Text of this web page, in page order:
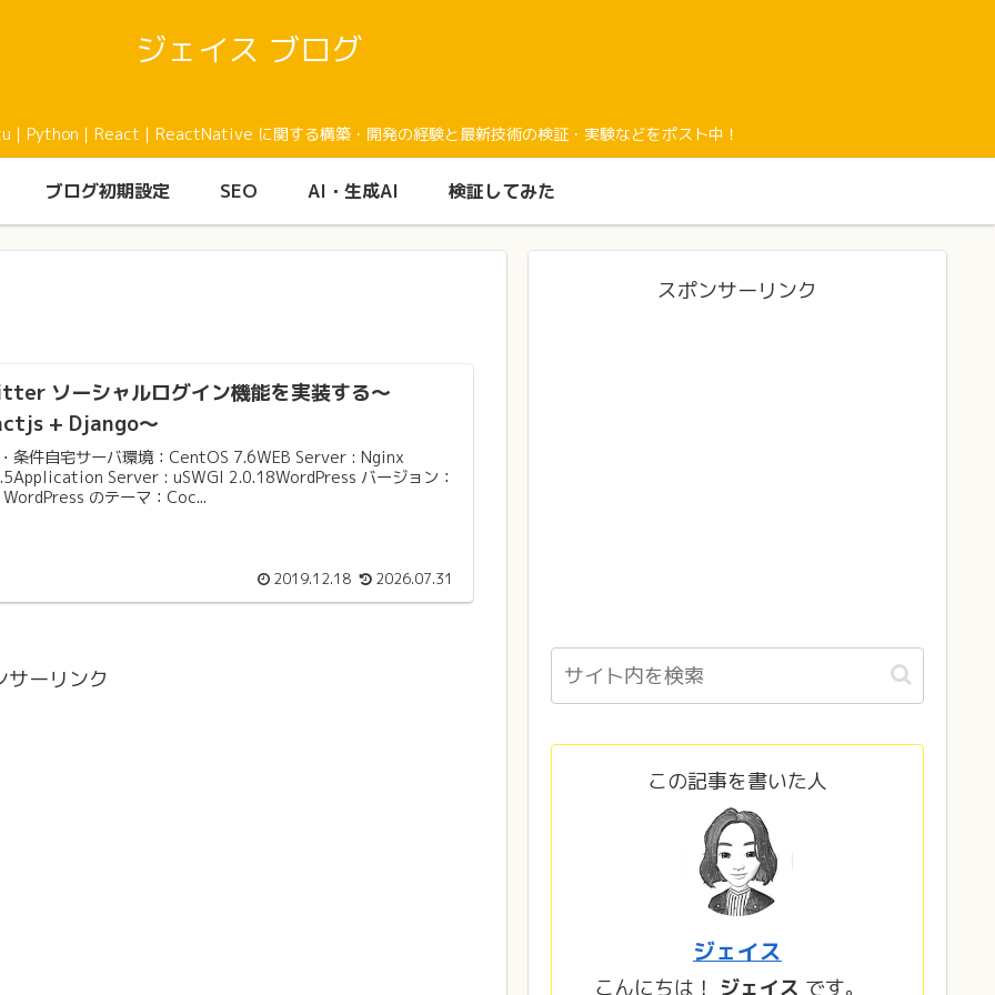
ジェイス ブログ
Python｜React｜ReactNative に関する構築・開発の経験と最新技術の検証・実験などをポスト中！
ブログ初期設定 SEO AI・生成AI 検証してみた
ソーシャルログイン機能を実装する〜
+ Django〜
条件自宅サーバ環境：CentOS 7.6WEB Server : Nginx
Server : uSWGI 2.0.18WordPress バージョン：
のテーマ：Coc...
2019.12.18 2026.07.31
サーリンク
スポンサーリンク
この記事を書いた人
ジェイス
こんにちは！ ジェイス です。